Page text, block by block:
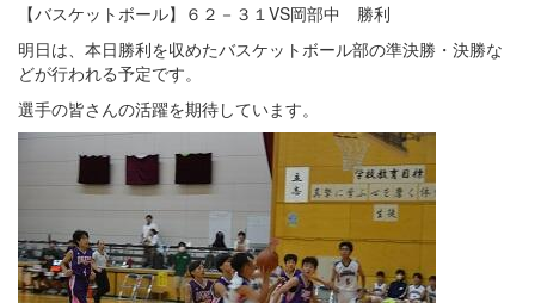
【バスケットボール】６２－３１VS岡部中 勝利
明日は、本日勝利を収めたバスケットボール部の準決勝・決勝な
どが行われる予定です。
選手の皆さんの活躍を期待しています。